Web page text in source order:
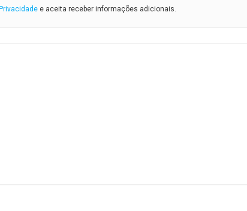
e aceita receber informações adicionais.